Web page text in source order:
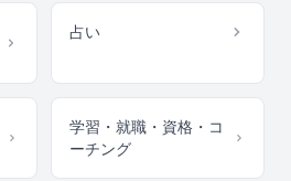
占い
学習・就職・資格・コ
ーチング